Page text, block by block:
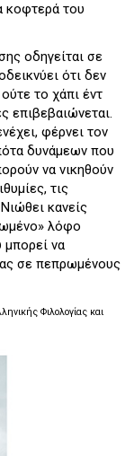
κοφτερά του
οδηγείται σε
ότι δεν
το χάπι έντ
επιβεβαιώνεται.
φέρνει τον
δυνάμεων που
να νικηθούν
τις
κανείς
λόφο
μπορεί να
σε πεπρωμένους
Φιλολογίας και